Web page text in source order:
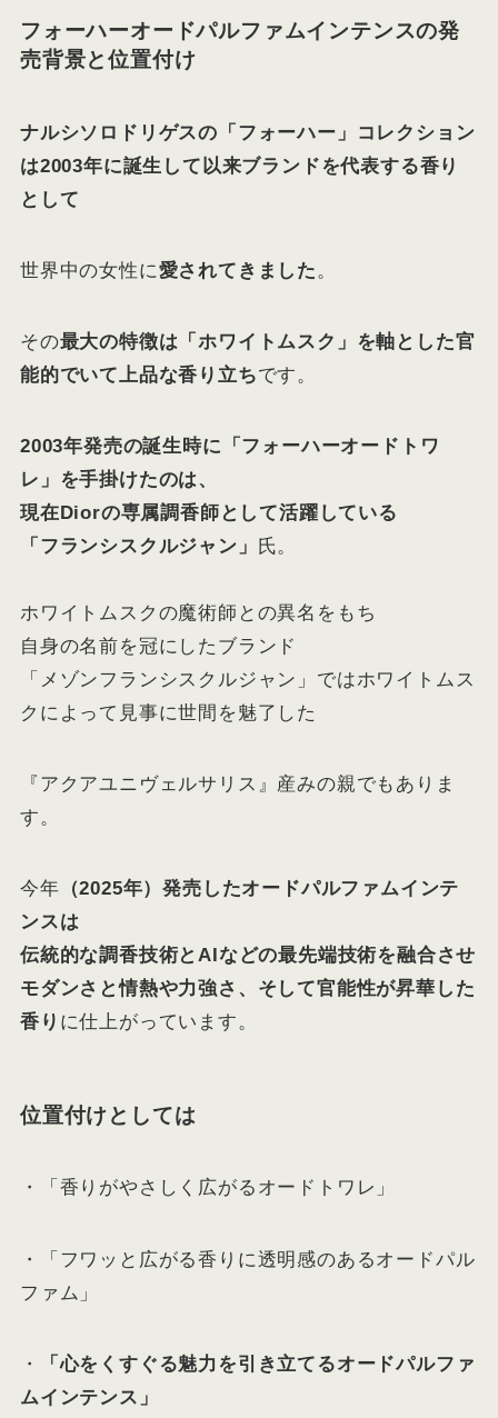
フォーハーオードパルファムインテンスの発
売背景と位置付け
ナルシソロドリゲスの「フォーハー」コレクション
は2003年に誕生して以来ブランドを代表する香り
として
世界中の女性に愛されてきました 。
その最大の特徴は「ホワイトムスク」を軸とした官
能的でいて上品な香り立ちです。
2003年発売の誕生時に「フォーハーオードトワ
レ」を手掛けたのは、
現在Diorの専属調香師として活躍している
「フランシスクルジャン」 氏。
ホワイトムスクの魔術師との異名をもち
自身の名前を冠にしたブランド
「メゾンフランシスクルジャン」ではホワイトムス
クによって見事に世間を魅了した
『アクアユニヴェルサリス』産みの親でもありま
す。
今年 （2025年）発売したオードパルファムインテ
ンスは
伝統的な調香技術とAIなどの最先端技術を融合させ
モダンさと情熱や力強さ、そして官能性が昇華した
香り に仕上がっています。
位置付けとしては
・「香りがやさしく広がるオードトワレ」
・「フワッと広がる香りに透明感のあるオードパル
ファム」
・
「心をくすぐる魅力を引き立てるオードパルファ
ムインテンス」